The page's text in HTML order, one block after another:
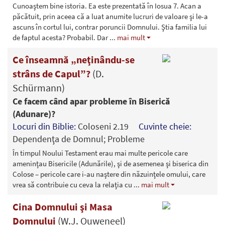
Cunoaştem bine istoria. Ea este prezentată în Iosua 7. Acan a
păcătuit, prin aceea că a luat anumite lucruri de valoare şi le-a
ascuns în cortul lui, contrar poruncii Domnului. Ştia familia lui
de faptul acesta? Probabil. Dar... mai mult
Ce înseamnă „neţinându-se
strâns de Capul”? (D.
Schürmann)
Ce facem când apar probleme în Biserică
(Adunare)?
Locuri din Biblie: Coloseni 2.19 Cuvinte cheie:
Dependenţa de Domnul; Probleme
În timpul Noului Testament erau mai multe pericole care
ameninţau Bisericile (Adunările), şi de asemenea şi biserica din
Colose – pericole care i-au naştere din năzuinţele omului, care
vrea să contribuie cu ceva la relaţia cu ... mai mult
Cina Domnului şi Masa
Domnului (W.J. Ouweneel)